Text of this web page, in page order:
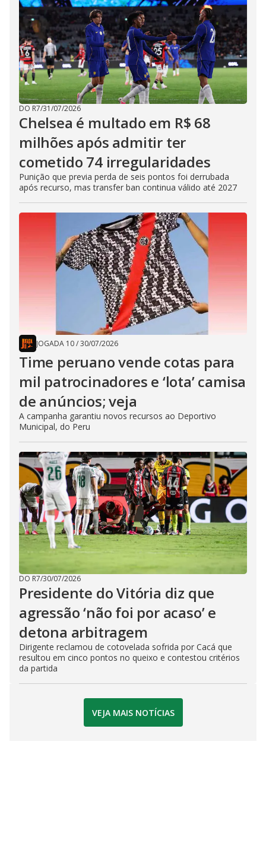
DO R7/31/07/2026
Chelsea é multado em R$ 68
milhões após admitir ter
cometido 74 irregularidades
Punição que previa perda de seis pontos foi derrubada
após recurso, mas transfer ban continua válido até 2027
JOGADA 10/30/07/2026
Time peruano vende cotas para
mil patrocinadores e ‘lota’ camisa
de anúncios; veja
A campanha garantiu novos recursos ao Deportivo
Municipal, do Peru
DO R7/30/07/2026
Presidente do Vitória diz que
agressão ‘não foi por acaso’ e
detona arbitragem
Dirigente reclamou de cotovelada sofrida por Cacá que
resultou em cinco pontos no queixo e contestou critérios
da partida
VEJA MAIS NOTÍCIAS